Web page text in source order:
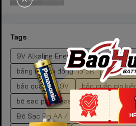
Tags
9V Alkaline Energizer
9V Duracell
bảng mã pin đồng hồ SR
bảng tra
bảo quản pin 9V
bảo quản pin
bộ sạc pin Panasonic Eneloop BQ-
Bộ Sạc Pin AA / AAA Panasonic